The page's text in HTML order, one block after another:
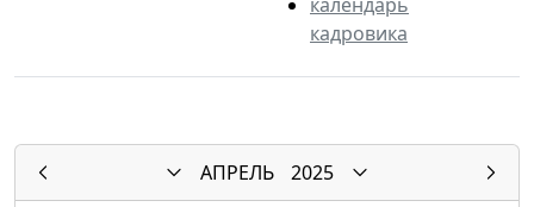
кадровика
АПРЕЛЬ
2025